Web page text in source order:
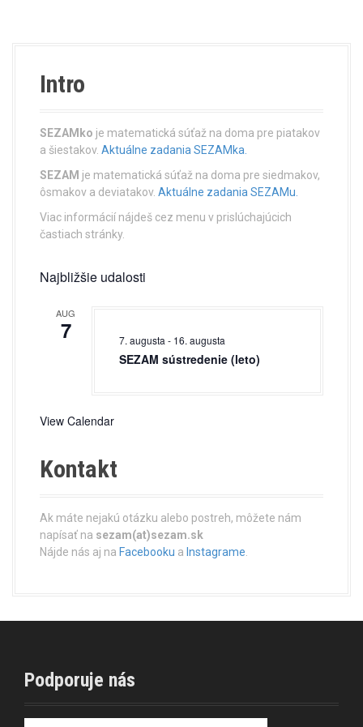
Intro
SEZAMko je matematická súťaž na doma pre piatakov
a šiestakov. Aktuálne zadania SEZAMka.
SEZAM je matematická súťaž na doma pre siedmakov,
ôsmakov a deviatakov. Aktuálne zadania SEZAMu.
Viac informácií nájdeš cez menu v prislúchajúcich
častiach stránky.
Najbližšie udalosti
AUG
7 7. augusta - 16. augusta
SEZAM sústredenie (leto)
View Calendar
Kontakt
Ak máte nejakú otázku alebo postreh, môžete nám
napísať na sezam(at)sezam.sk
Nájde nás aj na Facebooku a Instagrame
Podporuje nás